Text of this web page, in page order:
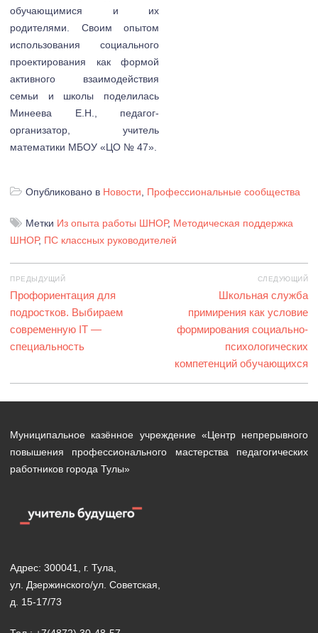
обучающимися и их
родителями. Своим опытом
использования социального
проектирования как формой
активного взаимодействия
семьи и школы поделилась
Минеева Е.Н., педагог-
организатор, учитель
математики МБОУ «ЦО № 47».
Опубликовано в Новости, Профессиональные сообщества
Метки Из опыта работы ШНОР, Методическая поддержка
ШНОР, ПС классных руководителей
Навигация
по
записям
ПРЕДЫДУЩИЙ
Предыдущая
запись:
Профориентация для
подростков. Выбираем
современную IT —
специальность
СЛЕДУЮЩИЙ
Следующая
запись:
Школьная служба
примирения как условие
формирования социально-
психологических
компетенций обучающихся
Муниципальное казённое учреждение «Центр непрерывного
повышения профессионального мастерства педагогических
работников города Тулы»
Адрес: 300041, г. Тула,
ул. Дзержинского/ул. Советская,
д. 15-17/73